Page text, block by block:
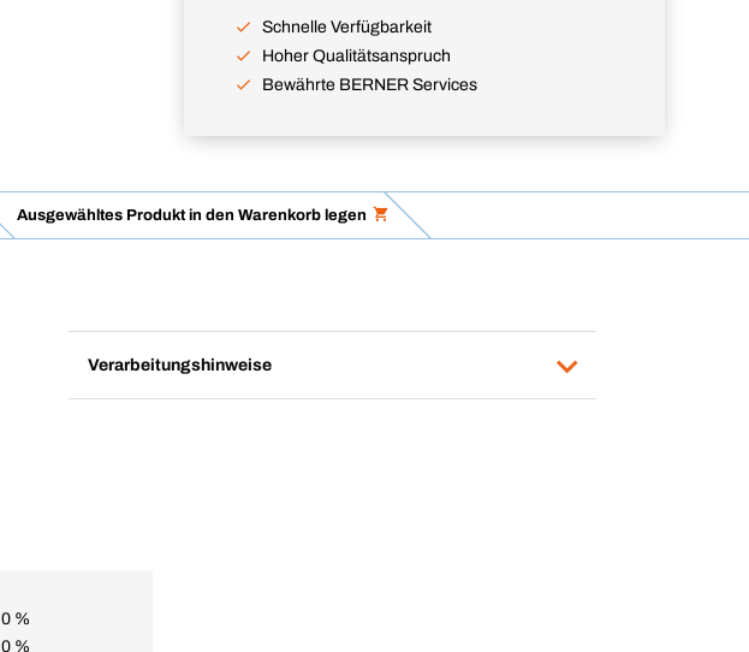
Schnelle Verfügbarkeit
Hoher Qualitätsanspruch
Bewährte BERNER Services
Ausgewähltes Produkt in den Warenkorb legen
Verarbeitungshinweise
0 %
0 %